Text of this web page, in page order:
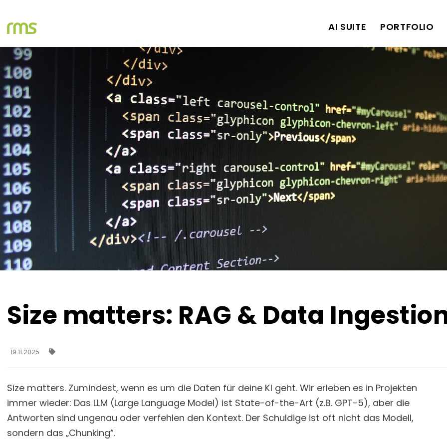
AI SUITE PORTFOLIO
Size matters: RAG & Data
19.11.2025
Size matters. Zumindest, wenn es um die Daten für deine KI geht. Wir erleben es in Projekten
immer wieder: Das LLM (Large Language Model) ist State-of-the-Art (z.B. GPT-5), aber die
Antworten sind ungenau oder verfehlen den Kontext. Der Schuldige ist oft nicht das Modell,
sondern das „Chunking“.